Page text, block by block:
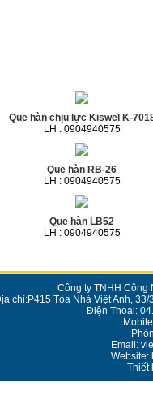
Que hàn chịu lực Kiswel K-
LH : 0904940575
Que hàn RB-26
LH : 0904940575
Que hàn LB52
LH : 0904940575
Công ty TNHH Công
chỉ:P415 Tòa Nhà Việt Anh,
Điện Thoại:
Email:
Website:
Thiết